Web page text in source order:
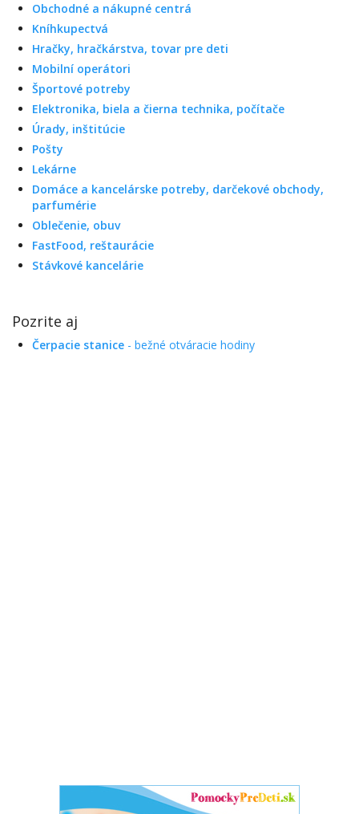
Obchodné a nákupné centrá
Kníhkupectvá
Hračky, hračkárstva, tovar pre deti
Mobilní operátori
Športové potreby
Elektronika, biela a čierna technika, počítače
Úrady, inštitúcie
Pošty
Lekárne
Domáce a kancelárske potreby, darčekové obchody,
parfumérie
Oblečenie, obuv
FastFood, reštaurácie
Stávkové kancelárie
Pozrite aj
Čerpacie stanice - bežné otváracie hodiny